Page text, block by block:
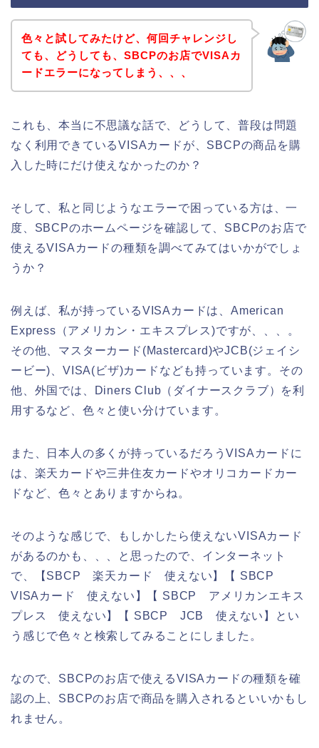
色々と試してみたけど、何回チャレンジし
ても、どうしても、SBCPのお店でVISAカ
ードエラーになってしまう、、、
これも、本当に不思議な話で、どうして、普段は問題
なく利用できているVISAカードが、SBCPの商品を購
入した時にだけ使えなかったのか？
そして、私と同じようなエラーで困っている方は、一
度、SBCPのホームページを確認して、SBCPのお店で
使えるVISAカードの種類を調べてみてはいかがでしょ
うか？
例えば、私が持っているVISAカードは、American
Express（アメリカン・エキスプレス)ですが、、、。
その他、マスターカード(Mastercard)やJCB(ジェイシ
ービー)、VISA(ビザ)カードなども持っています。その
他、外国では、Diners Club（ダイナースクラブ）を利
用するなど、色々と使い分けています。
また、日本人の多くが持っているだろうVISAカードに
は、楽天カードや三井住友カードやオリコカードカー
ドなど、色々とありますからね。
そのような感じで、もしかしたら使えないVISAカード
があるのかも、、、と思ったので、インターネット
で、【SBCP 楽天カード 使えない】【 SBCP
VISAカード 使えない】【 SBCP アメリカンエキス
プレス 使えない】【 SBCP JCB 使えない】とい
う感じで色々と検索してみることにしました。
なので、SBCPのお店で使えるVISAカードの種類を確
認の上、SBCPのお店で商品を購入されるといいかもし
れません。